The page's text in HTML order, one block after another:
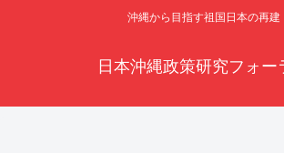
沖縄から目指す祖国日本の再建
日本沖縄政策研究フォー